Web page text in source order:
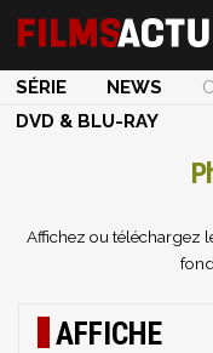
SÉRIE NEWS
DVD & BLU-RAY
Affichez ou téléchargez
AFFICHE